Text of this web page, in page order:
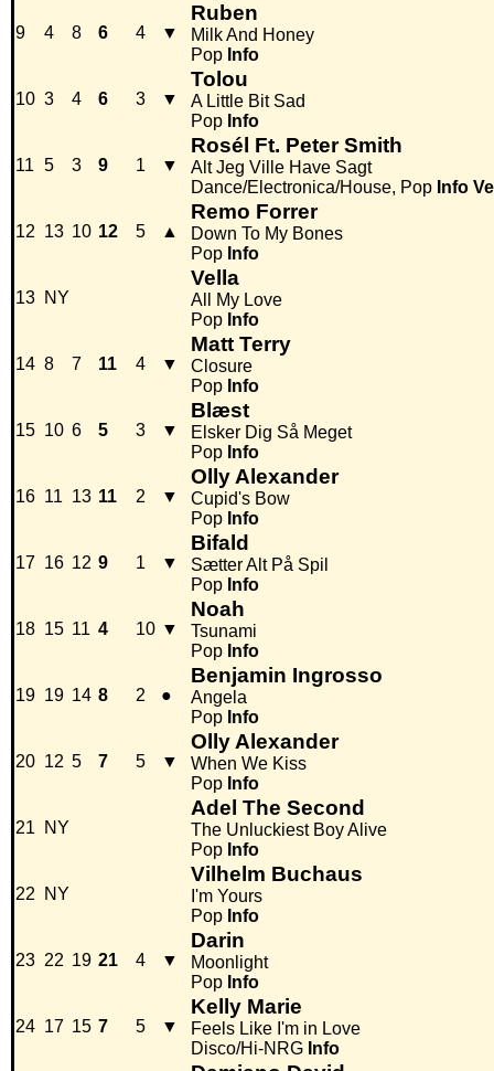
9 4 8 6 4 ▼
Ruben
Milk And Honey
Pop Info
10 3 4 6 3 ▼
Tolou
A Little Bit Sad
Pop Info
11 5 3 9 1 ▼
Rosél Ft. Peter Smith
Alt Jeg Ville Have Sagt
Dance/Electronica/House, Pop Info
12 13 10 12 5 ▲
Remo Forrer
Down To My Bones
Pop Info
13 NY
Vella
All My Love
Pop Info
14 8 7 11 4 ▼
Matt Terry
Closure
Pop Info
15 10 6 5 3 ▼
Blæst
Elsker Dig Så Meget
Pop Info
16 11 13 11 2 ▼
Olly Alexander
Cupid's Bow
Pop Info
17 16 12 9 1 ▼
Bifald
Sætter Alt På Spil
Pop Info
18 15 11 4 10 ▼
Noah
Tsunami
Pop Info
19 19 14 8 2 ●
Benjamin Ingrosso
Angela
Pop Info
20 12 5 7 5 ▼
Olly Alexander
When We Kiss
Pop Info
21 NY
Adel The Second
The Unluckiest Boy Alive
Pop Info
22 NY
Vilhelm Buchaus
I'm Yours
Pop Info
23 22 19 21 4 ▼
Darin
Moonlight
Pop Info
24 17 15 7 5 ▼
Kelly Marie
Feels Like I'm in Love
Disco/Hi-NRG Info